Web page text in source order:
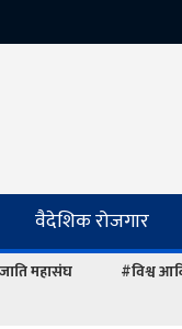
वैदेशिक रोजगार
महासंघ #विश्व